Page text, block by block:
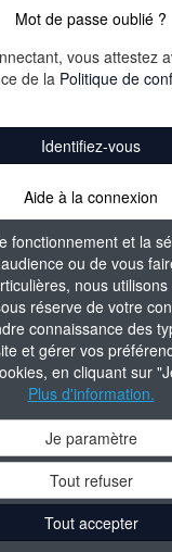
fonctionnement et la
ou de vous
nous
réserve de votre
connaissance des
et gérer vos
en cliquant sur
Plus d'information.
Je paramètre
Tout refuser
Tout accepter
Mot de passe oublié ?
vous attestez
de la Politique de
Identifiez-vous
Aide à la connexion